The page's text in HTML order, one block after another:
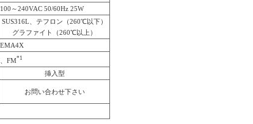
～240VAC 50/60Hz 25W
SUS316L、テフロン（260℃以下）
グラファイト（260℃以上）
、FM*1
挿入型
お問い合わせ下さい